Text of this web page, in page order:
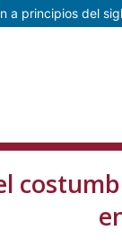
a principios del